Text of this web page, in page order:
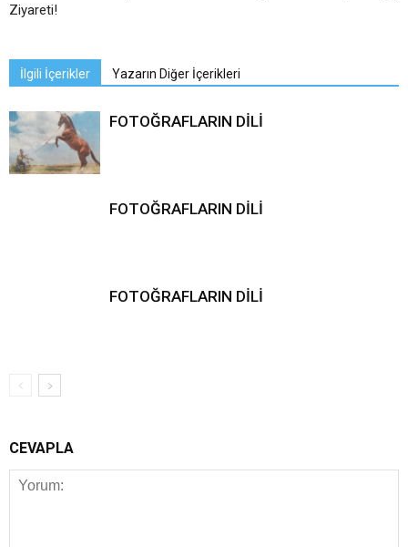
Ziyareti!
İlgili İçerikler Yazarın Diğer İçerikleri
FOTOĞRAFLARIN DİLİ
FOTOĞRAFLARIN DİLİ
FOTOĞRAFLARIN DİLİ
CEVAPLA